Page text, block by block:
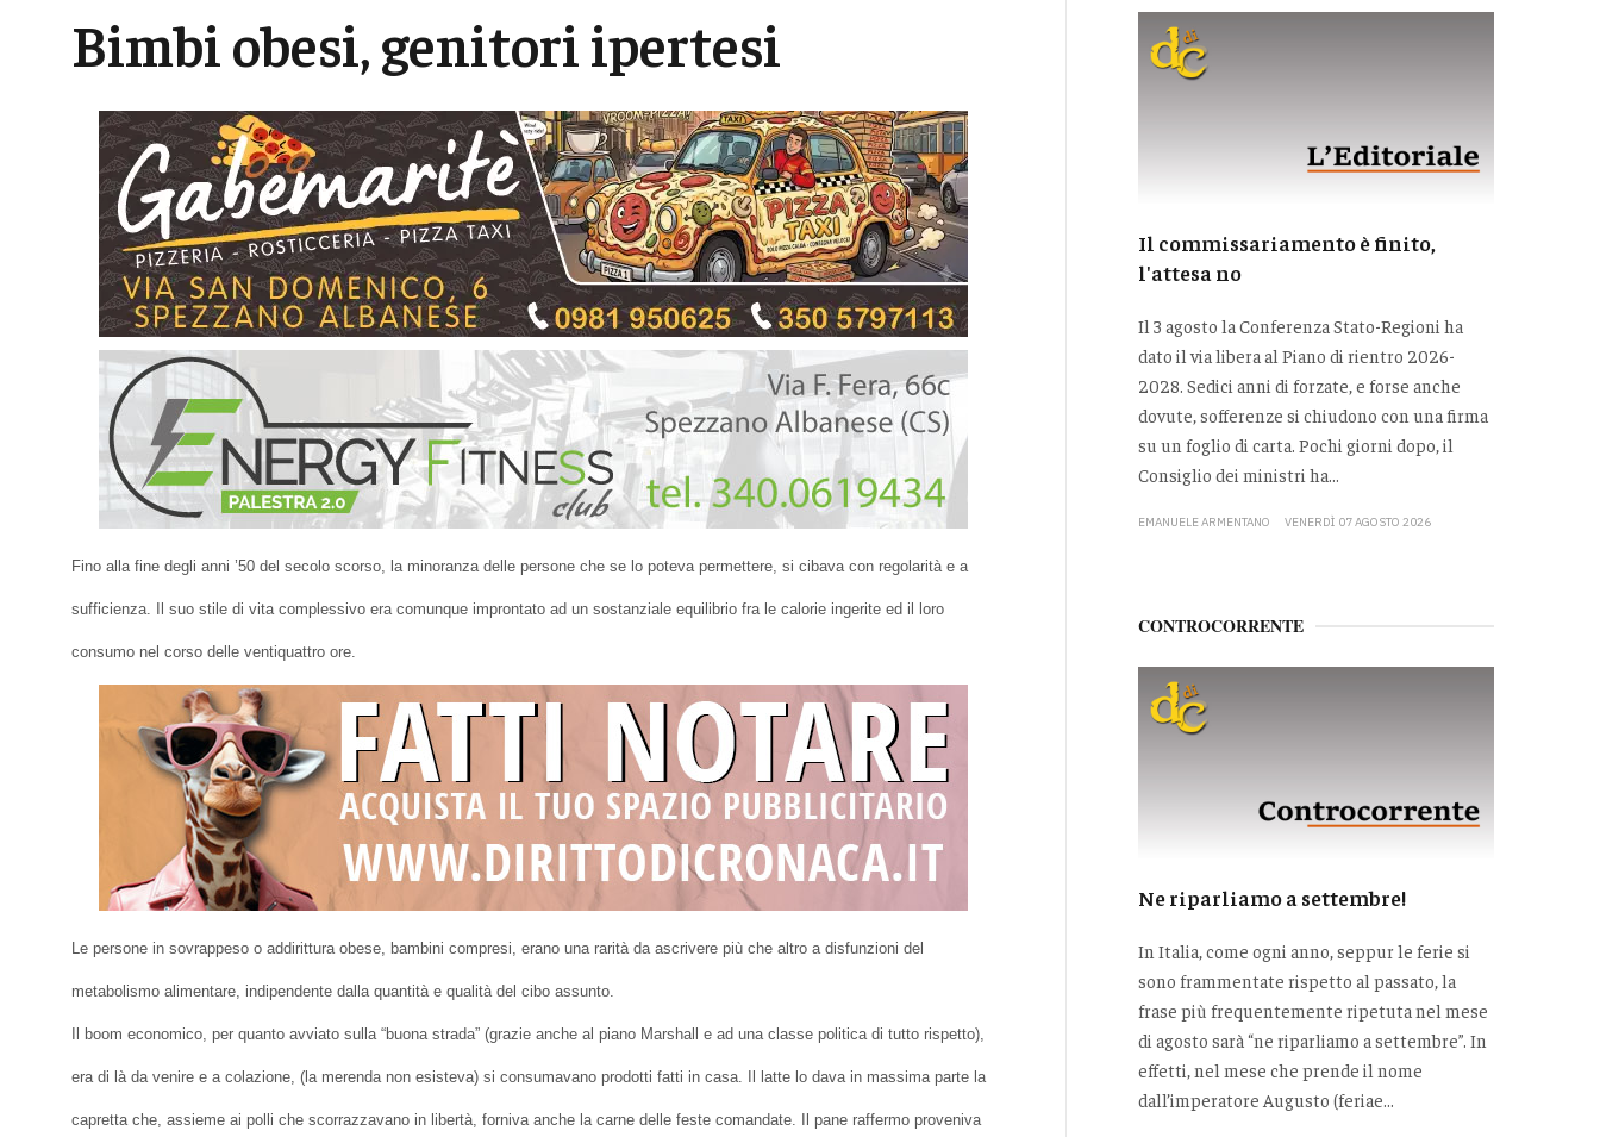
Bimbi obesi, genitori ipertesi
Fino alla fine degli anni ’50 del secolo scorso, la minoranza delle persone che se lo poteva permettere, si cibava con regolarità e a
sufficienza. Il suo stile di vita complessivo era comunque improntato ad un sostanziale equilibrio fra le calorie ingerite ed il loro
consumo nel corso delle ventiquattro ore.
Le persone in sovrappeso o addirittura obese, bambini compresi, erano una rarità da ascrivere più che altro a disfunzioni del
metabolismo alimentare, indipendente dalla quantità e qualità del cibo assunto.
Il boom economico, per quanto avviato sulla “buona strada” (grazie anche al piano Marshall e ad una classe politica di tutto rispetto),
era di là da venire e a colazione, (la merenda non esisteva) si consumavano prodotti fatti in casa. Il latte lo dava in massima parte la
capretta che, assieme ai polli che scorrazzavano in libertà, forniva anche la carne delle feste comandate. Il pane raffermo proveniva
Il commissariamento è finito,
l'attesa no
Il 3 agosto la Conferenza Stato-Regioni ha
dato il via libera al Piano di rientro 2026-
2028. Sedici anni di forzate, e forse anche
dovute, sofferenze si chiudono con una firma
su un foglio di carta. Pochi giorni dopo, il
Consiglio dei ministri ha...
EMANUELE ARMENTANO VENERDÌ 07 AGOSTO 2026
CONTROCORRENTE
Ne riparliamo a settembre!
In Italia, come ogni anno, seppur le ferie si
sono frammentate rispetto al passato, la
frase più frequentemente ripetuta nel mese
di agosto sarà “ne riparliamo a settembre”. In
effetti, nel mese che prende il nome
dall’imperatore Augusto (feriae...